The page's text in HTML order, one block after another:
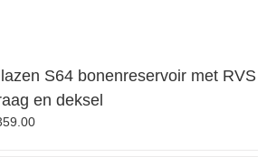
S64 bonenreservoir met RVS
en deksel